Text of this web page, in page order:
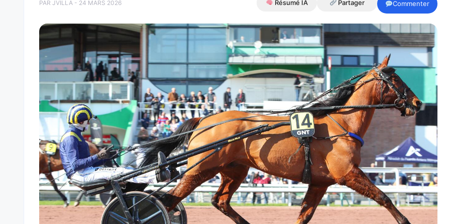
PAR JVILLA - 24 MARS 2026 Résumé IA Partager Commenter